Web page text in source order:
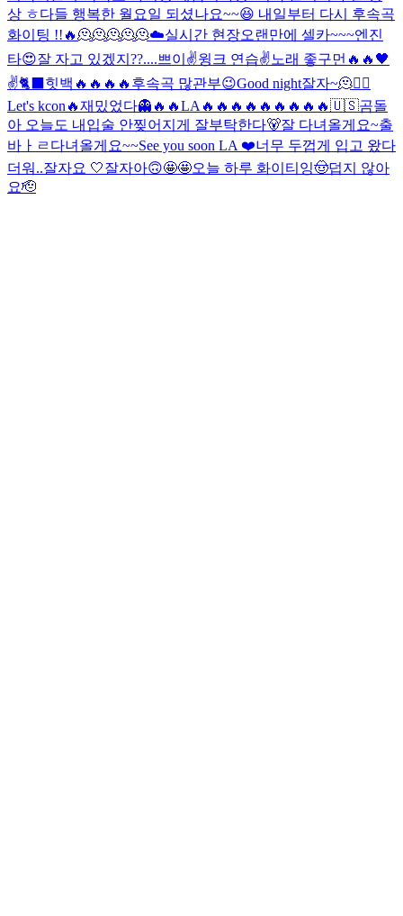
상 ㅎ다들 행복한 월요일 되셨나요~~😆 내일부터 다시 후속곡
화이팅 !!🔥🫠🫠🫠🫠🫠☁️실시간 현장오랜만에 셀카~~~엔진
타😍잘 자고 있겠지??....쁘이✌️윙크 연습✌️노래 좋구먼🔥🔥 🖤
✌️🐈‍⬛ 힛백🔥🔥🔥🔥 후속곡 많관부😉Good night잘자~🫠❤️‍🔥
Let's kcon🔥재밌었다👻 🔥🔥LA🔥🔥🔥🔥🔥🔥🔥🔥🔥🇺🇸곰돌
아 오늘도 내입술 안찢어지게 잘부탁한다🐻잘 다녀올게요~출
바ㅏㄹ 다녀올게요~~See you soon LA ❤️너무 두껍게 입고 왔다
더워..잘자요 🤍잘자아🙃🤩🤩오늘 하루 화이티잉🤠덥지 않아
요🫡